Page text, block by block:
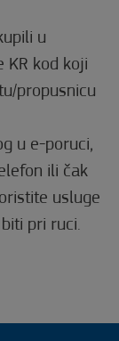
u
KR kod koji
propusnicu
u e-poruci,
ili čak
usluge
pri ruci.